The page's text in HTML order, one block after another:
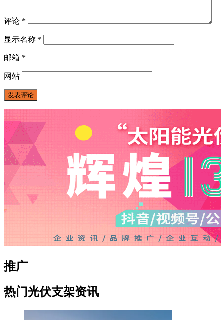
评论 *
显示名称 *
邮箱 *
网站
推广
热门光伏支架资讯